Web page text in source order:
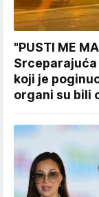
"PUSTI ME
Srceparajuća
koji je
organi su bili